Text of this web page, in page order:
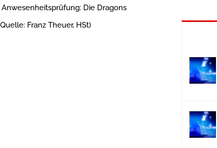
Die Dragons
Franz Theuer, HSt)